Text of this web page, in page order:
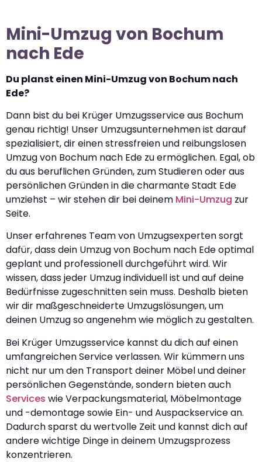
Mini-Umzug von Bochum
nach Ede
Du planst einen Mini-Umzug von Bochum nach
Ede?
Dann bist du bei Krüger Umzugsservice aus Bochum
genau richtig! Unser Umzugsunternehmen ist darauf
spezialisiert, dir einen stressfreien und reibungslosen
Umzug von Bochum nach Ede zu ermöglichen. Egal, ob
du aus beruflichen Gründen, zum Studieren oder aus
persönlichen Gründen in die charmante Stadt Ede
umziehst – wir stehen dir bei deinem Mini-Umzug zur
Seite.
Unser erfahrenes Team von Umzugsexperten sorgt
dafür, dass dein Umzug von Bochum nach Ede optimal
geplant und professionell durchgeführt wird. Wir
wissen, dass jeder Umzug individuell ist und auf deine
Bedürfnisse zugeschnitten sein muss. Deshalb bieten
wir dir maßgeschneiderte Umzugslösungen, um
deinen Umzug so angenehm wie möglich zu gestalten.
Bei Krüger Umzugsservice kannst du dich auf einen
umfangreichen Service verlassen. Wir kümmern uns
nicht nur um den Transport deiner Möbel und deiner
persönlichen Gegenstände, sondern bieten auch
Services wie Verpackungsmaterial, Möbelmontage
und -demontage sowie Ein- und Auspackservice an.
Dadurch sparst du wertvolle Zeit und kannst dich auf
andere wichtige Dinge in deinem Umzugsprozess
konzentrieren.